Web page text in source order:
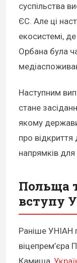
суспільства
ЄС. Але ці
екосистемі,
Орбана була
Наступним
стане
якому
про
напрямків
Польща
вступу
Раніше УНІАН
віцепрем’єра
Камиша,